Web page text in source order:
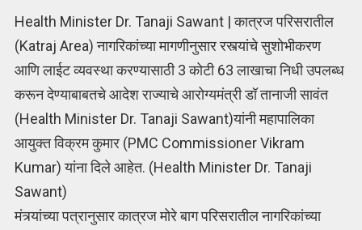
Health Minister Dr. Tanaji Sawant | कात्रज परिसरातील
(Katraj Area) नागरिकांच्या मागणीनुसार रस्त्यांचे सुशोभीकरण
आणि लाईट व्यवस्था करण्यासाठी 3 कोटी 63 लाखाचा निधी उपलब्ध
करून देण्याबाबतचे आदेश राज्याचे आरोग्यमंत्री डॉ तानाजी सावंत
(Health Minister Dr. Tanaji Sawant)यांनी महापालिका
आयुक्त विक्रम कुमार (PMC Commissioner Vikram
Kumar) यांना दिले आहेत. (Health Minister Dr. Tanaji
Sawant)
मंत्र्यांच्या पत्रानुसार कात्रज मोरे बाग परिसरातील नागरिकांच्या